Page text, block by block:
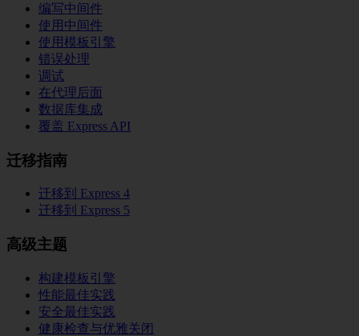
编写中间件
使用中间件
使用模板引擎
错误处理
调试
在代理后面
数据库集成
覆盖 Express API
迁移指南
迁移到 Express 4
迁移到 Express 5
高级主题
构建模板引擎
性能最佳实践
安全最佳实践
健康检查与优雅关闭